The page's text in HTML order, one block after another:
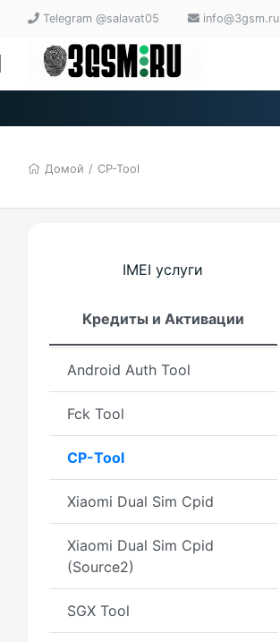
Telegram @salavat05 info@3gsm.ru
Домой / CP-Tool
IMEI услуги
Кредиты и Активации
Multi Pro Tool
HyperAuthTool - Xiaomi
Xiaomi Power Tool
Xiaomi Flasher Pro
Android Auth Tool
Fck Tool
CP-Tool
Xiaomi Dual Sim Cpid
Xiaomi Dual Sim Cpid
(Source2)
SGX Tool